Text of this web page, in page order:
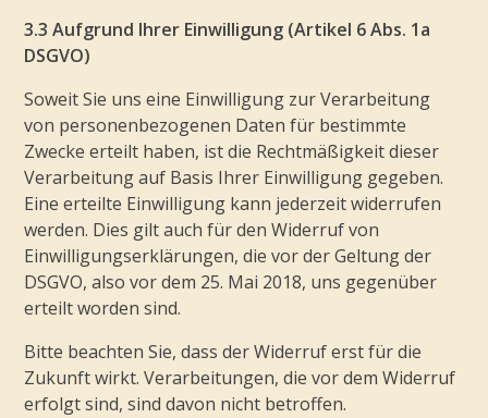
3.3 Aufgrund Ihrer Einwilligung (Artikel 6 Abs. 1a
DSGVO)
Soweit Sie uns eine Einwilligung zur Verarbeitung
von personenbezogenen Daten für bestimmte
Zwecke erteilt haben, ist die Rechtmäßigkeit dieser
Verarbeitung auf Basis Ihrer Einwilligung gegeben.
Eine erteilte Einwilligung kann jederzeit widerrufen
werden. Dies gilt auch für den Widerruf von
Einwilligungserklärungen, die vor der Geltung der
DSGVO, also vor dem 25. Mai 2018, uns gegenüber
erteilt worden sind.
Bitte beachten Sie, dass der Widerruf erst für die
Zukunft wirkt. Verarbeitungen, die vor dem Widerruf
erfolgt sind, sind davon nicht betroffen.